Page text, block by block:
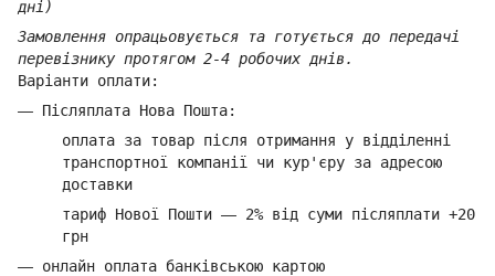
дні)
Замовлення опрацьовується та готується до передачі
перевізнику протягом 2-4 робочих днів.
Варіанти оплати:
— Післяплата Нова Пошта:
оплата за товар після отримання у відділенні
транспортної компанії чи кур'єру за адресою
доставки
тариф Нової Пошти — 2% від суми післяплати +20
грн
— онлайн оплата банківською картою